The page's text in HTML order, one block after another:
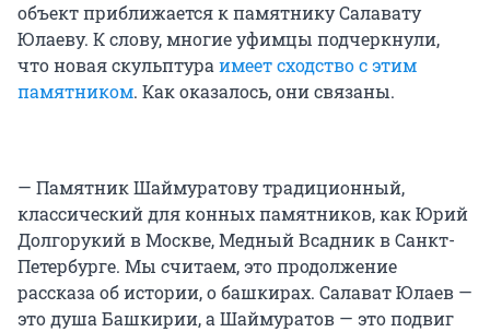
объект приближается к памятнику Салавату
Юлаеву. К слову, многие уфимцы подчеркнули,
что новая скульптура имеет сходство с этим
памятником. Как оказалось, они связаны.
— Памятник Шаймуратову традиционный,
классический для конных памятников, как Юрий
Долгорукий в Москве, Медный Всадник в Санкт-
Петербурге. Мы считаем, это продолжение
рассказа об истории, о башкирах. Салават Юлаев —
это душа Башкирии, а Шаймуратов — это подвиг